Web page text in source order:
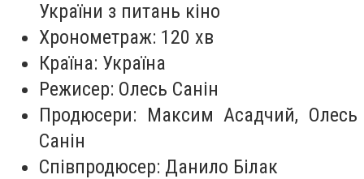
України з питань кіно
Хронометраж: 120 хв
Країна: Україна
Режисер: Олесь Санін
Продюсери: Максим Асадчий, Олесь
Санін
Співпродюсер: Данило Білак